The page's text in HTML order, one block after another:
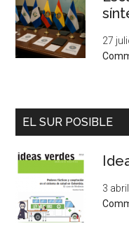
27
EL SUR POSIBLE
3